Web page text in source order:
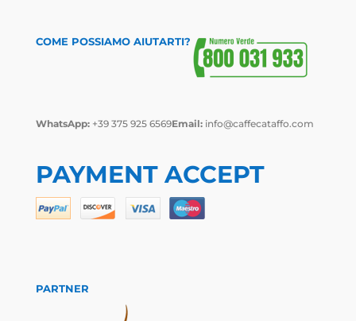
COME POSSIAMO AIUTARTI?
WhatsApp:+39 375 925 6569Email:info@caffecataffo.com
PAYMENT ACCEPT
PARTNER